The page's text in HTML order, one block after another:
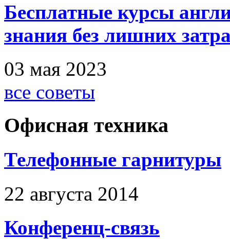
Бесплатные курсы
знания без лишних
03 мая 2023
все советы
Офисная техника
Телефонные гарнитуры
22 августа 2014
Конференц-связь